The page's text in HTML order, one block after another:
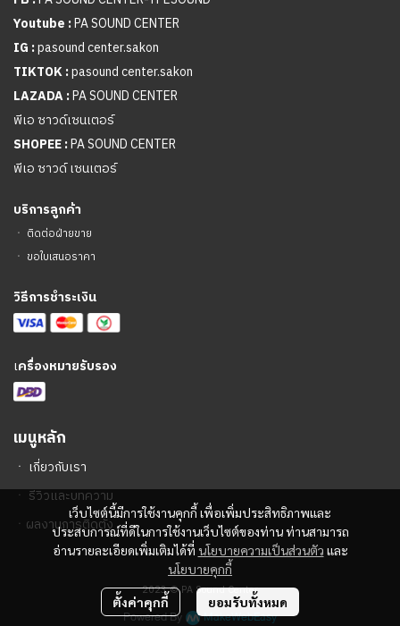
เว็บไซต์นี้มีการใช้งานคุกกี้ เพื่อเพิ่มประสิทธิภาพและ
ประสบการณ์ที่ดีในการใช้งานเว็บไซต์ของท่าน ท่านสามารถ
อ่านรายละเอียดเพิ่มเติมได้ที่ นโยบายความเป็นส่วนตัว และ
นโยบายคุกกี้
ตั้งค่าคุกกี้ ยอมรับทั้งหมด
Youtube :PA SOUND CENTER
IG :pasound center.sakon
TIKTOK :pasound center.sakon
LAZADA :PA SOUND CENTER
พีเอ ซาวด์เซนเตอร์
SHOPEE :PA SOUND CENTER
พีเอ ซาวด์ เซนเตอร์
บริการลูกค้า
ㆍ ติดต่อฝ่ายขาย
ㆍ ขอใบเสนอราคา
วิธีการชำระเงิน
เครื่องหมายรับรอง
เมนูหลัก
ㆍ เกี่ยวกับเรา
ㆍรีวิวและบทความ
ㆍ ผลงานการติดตั้ง
2023 © PA Sound Center
Powered By MakeWebEasy